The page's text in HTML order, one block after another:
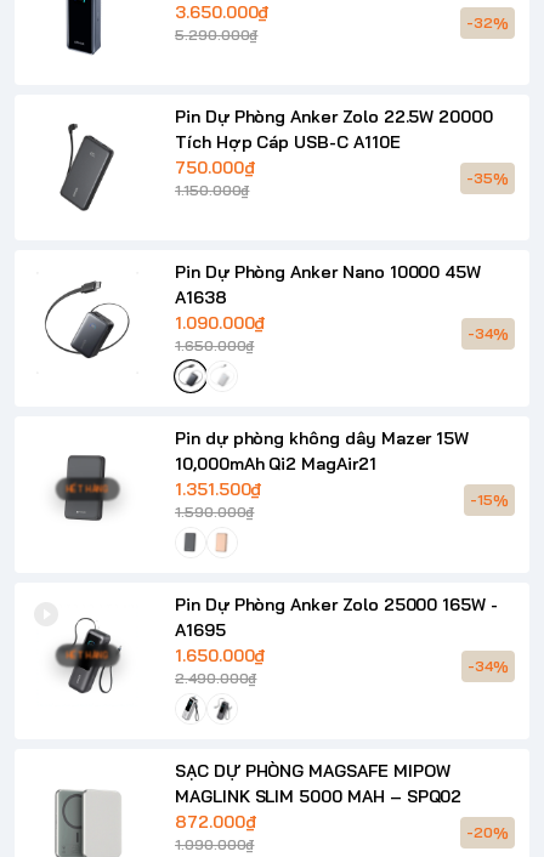
3.650.000₫
5.290.000₫
-32%
Pin Dự Phòng Anker Zolo 22.5W 20000
Tích Hợp Cáp USB-C A110E
750.000₫
1.150.000₫
-35%
Pin Dự Phòng Anker Nano 10000 45W
A1638
1.090.000₫
1.650.000₫
-34%
HẾT HÀNG
Pin dự phòng không dây Mazer 15W
10,000mAh Qi2 MagAir21
1.351.500₫
1.590.000₫
-15%
HẾT HÀNG
Pin Dự Phòng Anker Zolo 25000 165W -
A1695
1.650.000₫
2.490.000₫
-34%
SẠC DỰ PHÒNG MAGSAFE MIPOW
MAGLINK SLIM 5000 MAH – SPQ02
872.000₫
1.090.000₫
-20%